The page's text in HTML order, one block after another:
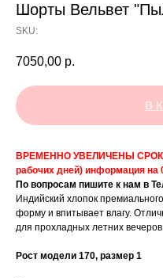
Шорты Вельвет
SKU:
7050,00 р.
В
ВРЕМЕННО УВЕЛИЧЕНЫ
рабочих дней) информация на
По вопросам пишите к нам в
Индийский хлопок
форму и впитывает влагу.
для прохладных летних
Рост модели 170, размер 1